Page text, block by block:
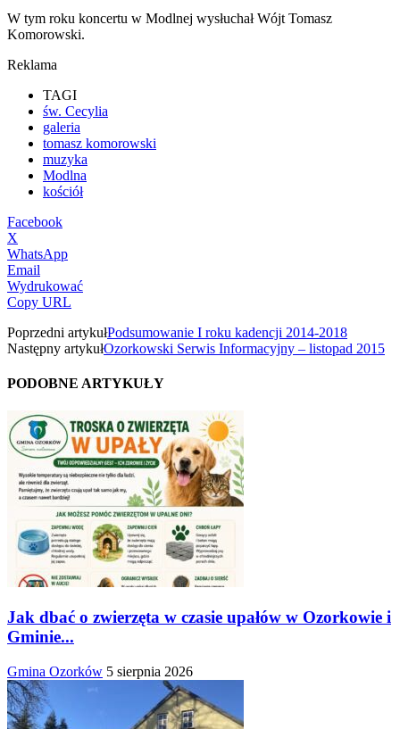
W tym roku koncertu w Modlnej wysłuchał Wójt Tomasz
Komorowski.
Reklama
TAGI
św. Cecylia
galeria
tomasz komorowski
muzyka
Modlna
kościół
Facebook
X
WhatsApp
Email
Wydrukować
Copy URL
Poprzedni artykułPodsumowanie I roku kadencji 2014-2018
Następny artykułOzorkowski Serwis Informacyjny – listopad 2015
PODOBNE ARTYKUŁY
Jak dbać o zwierzęta w czasie upałów w Ozorkowie i
Gminie...
Gmina Ozorków 5 sierpnia 2026